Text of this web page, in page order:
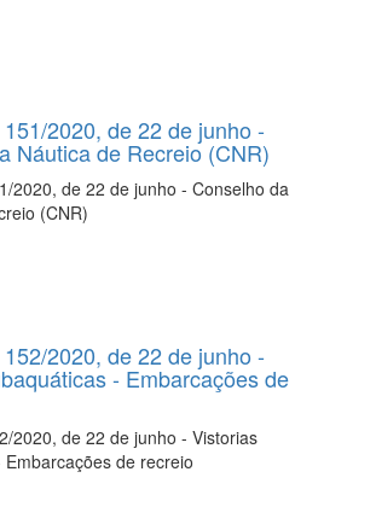
2020, de 22 de junho -
Náutica de Recreio (CNR)
2020, de 22 de junho - Conselho da
(CNR)
2020, de 22 de junho -
- Embarcações de
2020, de 22 de junho - Vistorias
de recreio